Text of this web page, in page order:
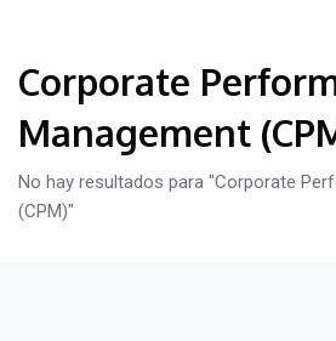
Corporate
Management
No hay resultados para "Corporate
(CPM)"